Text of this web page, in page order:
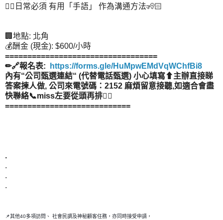
👉🏻日常必須 有用「手語」 作為溝通方法🧏🏻
🏢地點: 北角
💰酬金 (現金): $600/小時
==================================
✏🔗報名表:
https://forms.gle/HuMpwEMdVqWChfBi8
內有“公司甄選連結“ (代替電話甄選) 小心填寫⬆主辦直接睇
答案揀人做, 公司來電號碼：2152 麻煩留意接聽,如適合會盡
快聯絡📞miss左要從頭再排👂🏻
============================
.
.
.
.
📌其他40多項訪問、 社會民調及神秘顧客任務，亦同時接受申請，